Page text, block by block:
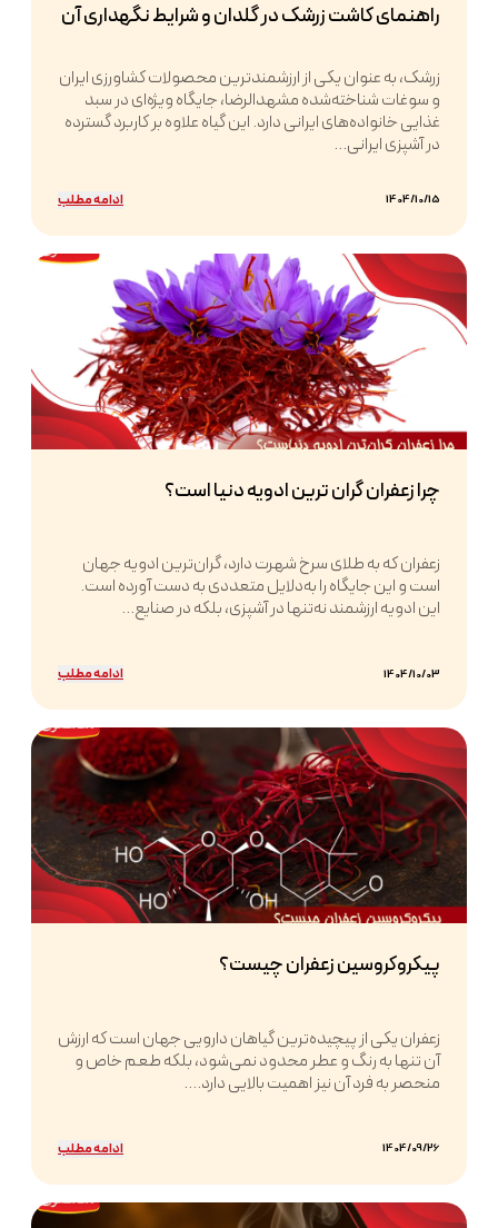
راهنمای کاشت زرشک در گلدان و شرایط نگهداری آن
زرشک، به عنوان یکی از ارزشمندترین محصولات کشاورزی ایران
و سوغات شناخته‌شده مشهدالرضا، جایگاه ویژه‌ای در سبد
غذایی خانواده‌های ایرانی دارد. این گیاه علاوه بر کاربرد گسترده
در آشپزی ایرانی...
1404/10/15 ادامه مطلب
چرا زعفران گران ترین ادویه دنیا است؟
زعفران که به طلای سرخ شهرت دارد، گران‌ترین ادویه جهان
است و این جایگاه را به‌دلایل متعددی به دست آورده است.
این ادویه ارزشمند نه‌تنها در آشپزی، بلکه در صنایع...
1404/10/03 ادامه مطلب
پیکروکروسین زعفران چیست؟
زعفران یکی از پیچیده‌ترین گیاهان دارویی جهان است که ارزش
آن تنها به رنگ و عطر محدود نمی‌شود، بلکه طعم خاص و
منحصر به فرد آن نیز اهمیت بالایی دارد....
1404/09/26 ادامه مطلب